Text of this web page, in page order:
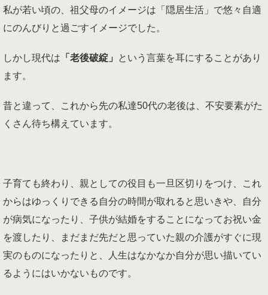
私が若い頃の、祖父母のイメージは「隠居生活」で悠々自適
にのんびりと過ごすイメージでした。
しかし現代は 「老後破綻」
という言葉を耳にすることがあり
ます。
昔と違って、これから先の私達50代の老後は、不安要素がた
くさん待ち構えています。
子育ても終わり、親としての役目も一旦区切りをつけ、これ
からはゆっくりできる自分の時間が取れると思いきや、自分
が病気になったり、子供が結婚をすることになってお祝い金
を渡したり、まだまだ先だと思っていた親の介護がすぐに現
実のものになったりと、人生はなかなか自分が思い描いてい
るようにはいかないものです。